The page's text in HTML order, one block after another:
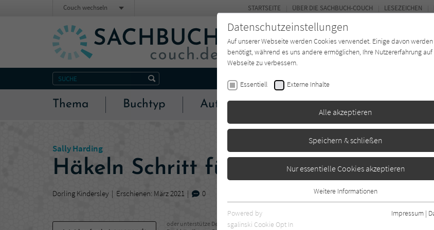
Thema Buchtyp Autor*in Verlage Magazin
STARTSEITE ÜBER DIE SACHBUCH-COUCH LESEZEICHEN
Couch wechseln
Sally Harding
Häkeln Schritt für Schritt
Dorling Kindersley Erschienen: März 2021 0
oder unterstütze Deinen
Datenschutzeinstellungen
Auf unserer Webseite werden Cookies verwendet. Einige davon
benötigt, während es uns andere ermöglichen, Ihre Nutzererfahrung auf
Webseite zu verbessern.
Essentiell Externe Inhalte
Alle akzeptieren
Speichern & schließen
Nur essentielle Cookies akzeptieren
Essentielle Cookies werden für grundlegende Funktionen der
benötigt. Dadurch ist gewährleistet, dass die Webseite einwandfrei
Weitere Informationen
Powered by
sgalinski Cookie Opt In
Impressum |